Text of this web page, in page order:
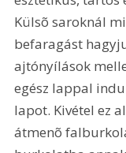
Külsõ saroknál
befaragást
ajtónyílások
egész lappal
lapot. Kivétel ez
átmenõ